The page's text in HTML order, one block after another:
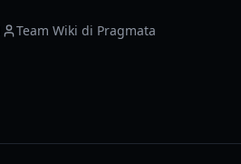
Team Wiki di Pragmata